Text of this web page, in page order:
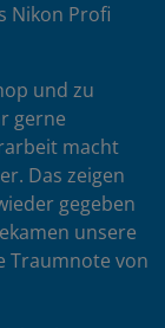
Nikon Profi
und zu
gerne
macht
Das zeigen
gegeben
unsere
Traumnote von